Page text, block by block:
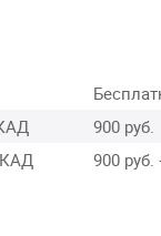
900 руб.
900